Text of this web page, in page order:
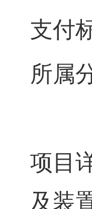
支付
所属
项目
及装